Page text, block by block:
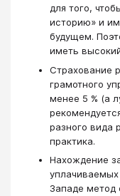
для того,
историю» и
будущем.
иметь
Страхование
грамотного
менее 5 % (а
разного вида
практика.
Нахождение
Западе метод